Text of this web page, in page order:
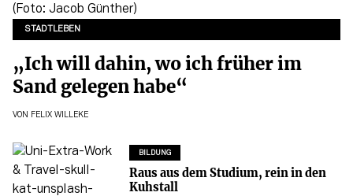
STADTLEBEN
„Ich will dahin, wo ich früher im
Sand gelegen habe“
VON FELIX WILLEKE
BILDUNG
Raus aus dem Studium, rein in den
Kuhstall